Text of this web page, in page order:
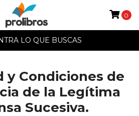
LO QUE BUSCAS
0
y Condiciones de
de la Legítima
Sucesiva.